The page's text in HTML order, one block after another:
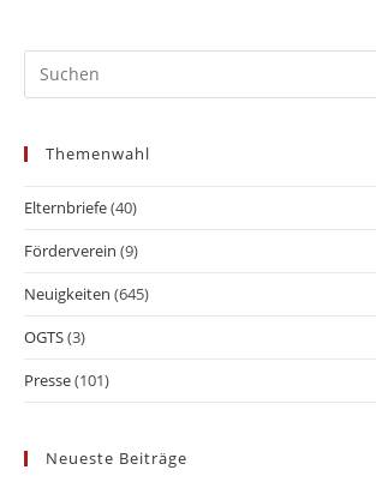
Themenwahl
Elternbriefe(40)
Förderverein (9)
Neuigkeiten (645)
OGTS(3)
Presse(101)
Neueste Beiträge